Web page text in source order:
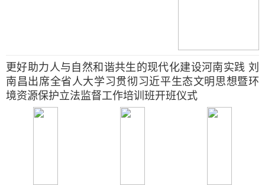
更好助力人与自然和谐共生的现代化建设河南实践 刘
南昌出席全省人大学习贯彻习近平生态文明思想暨环
境资源保护立法监督工作培训班开班仪式